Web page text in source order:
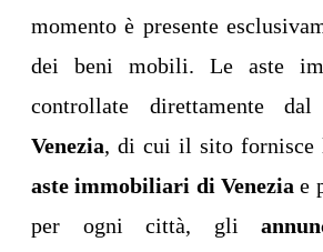
momento è presente
dei beni mobili. Le aste
controllate direttamente dal
Venezia, di cui il sito fornisce
aste immobiliari di Veneziae
per ogni città, gli